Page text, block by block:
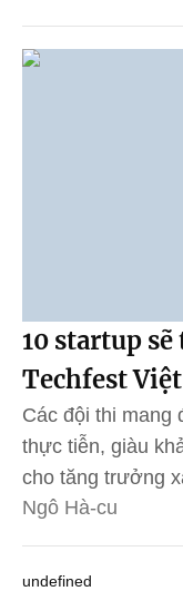
10 startup
Techfest
Các đội thi mang
thực tiễn, giàu
cho tăng trưởng
Ngô Hà-cu
undefined